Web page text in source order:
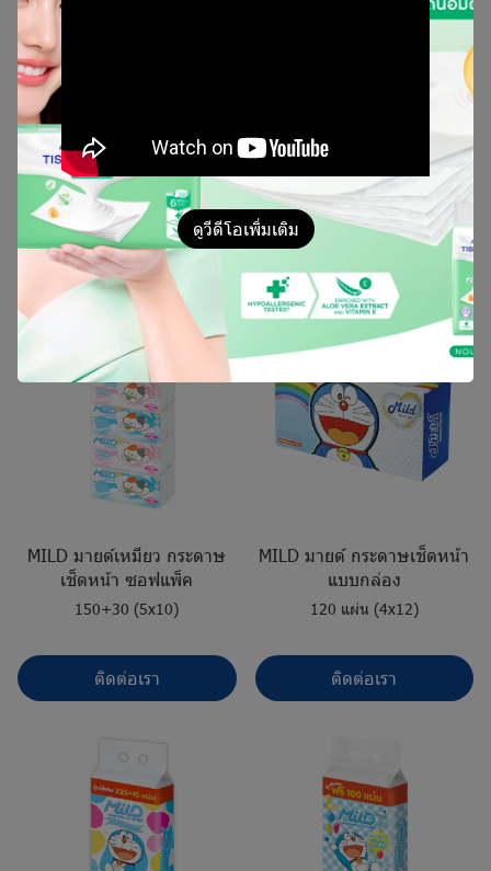
MILD มายด์เหมียว กระดาษ
ทิชชูเปียก
40 แผ่น (6x6)
ติดต่อเรา
MILD มายด์เหมียว กระดาษ
150+20 (5x10) Import
MILD มายด์เหมียว กระดาษ
เช็ดหน้า ซอฟแพ็ค
150+30 (5x10)
ติดต่อเรา
MILD มายด์ กระดาษเช็ดหน้า
แบบกล่อง
120 แผ่น (4x12)
ติดต่อเรา
ดูวีดีโอเพิ่มเติม